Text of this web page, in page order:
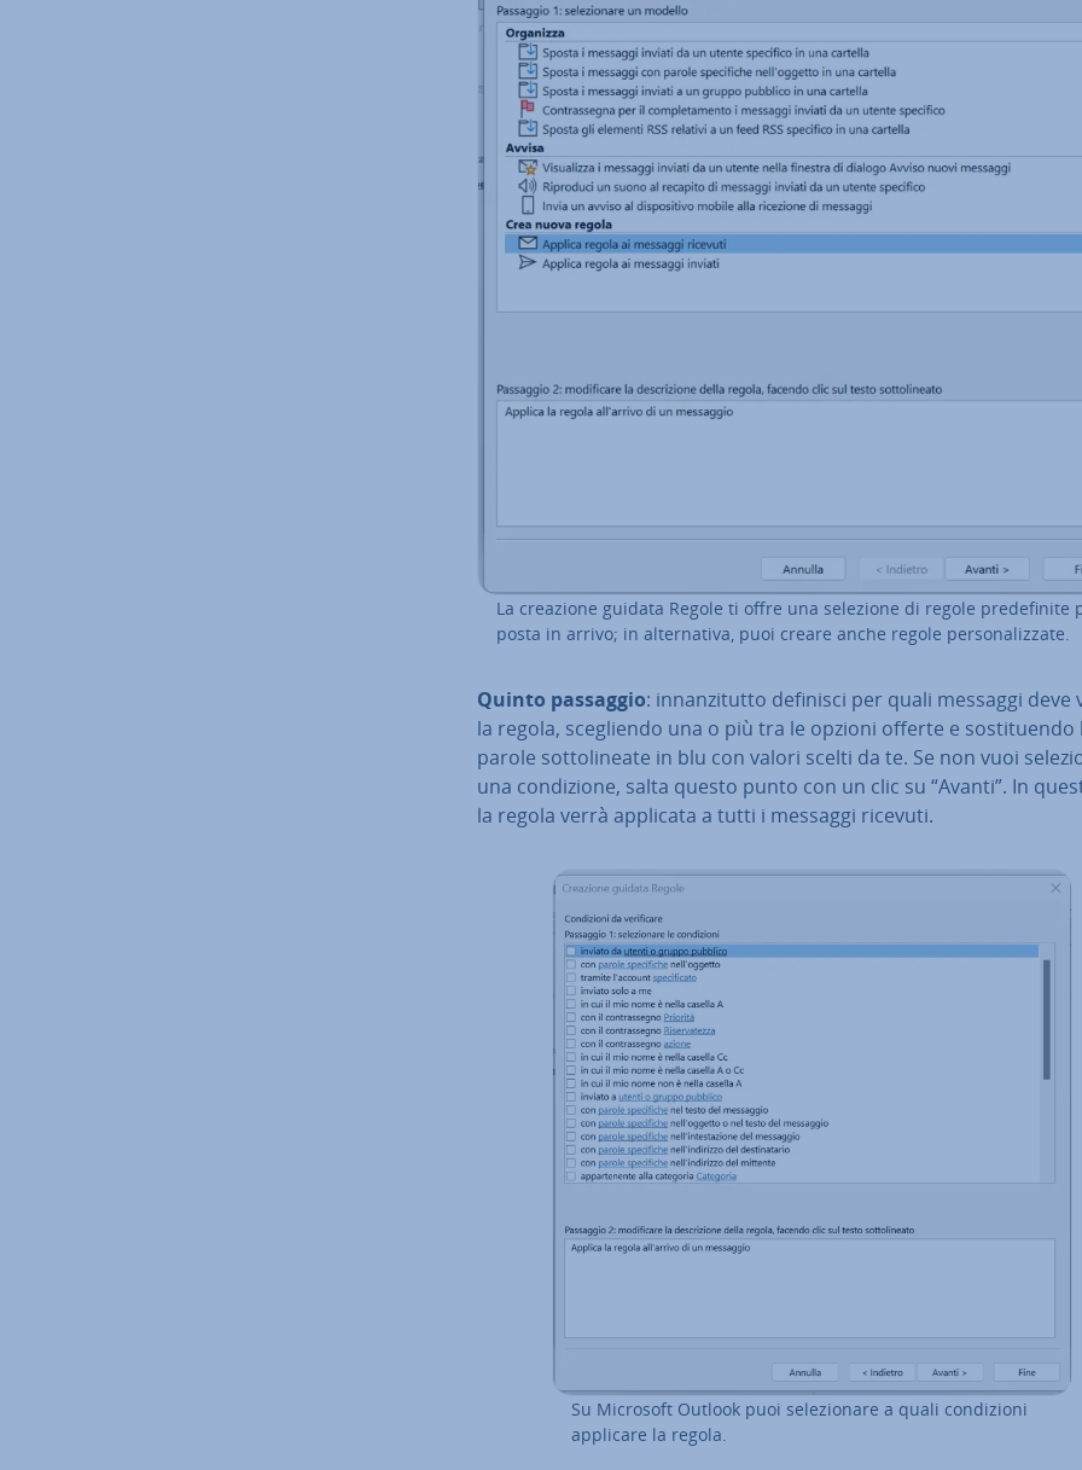
La creazione guidata Regole ti offre una selezione di regole pre­de­fi­ni­te
posta in arrivo; in al­ter­na­ti­va, puoi creare anche regole per­so­na­liz­za­te.
Quinto passaggio: in­nan­zi­tut­to definisci per quali messaggi deve
la regola, sce­glien­do una o più tra le opzioni offerte e so­sti­tuen­do
parole sot­to­li­nea­te in blu con valori scelti da te. Se non vuoi
una con­di­zio­ne, salta questo punto con un clic su “Avanti”. In
la regola verrà applicata a tutti i messaggi ricevuti.
Su Microsoft Outlook puoi se­le­zio­na­re a quali con­di­zio­ni
applicare la regola.